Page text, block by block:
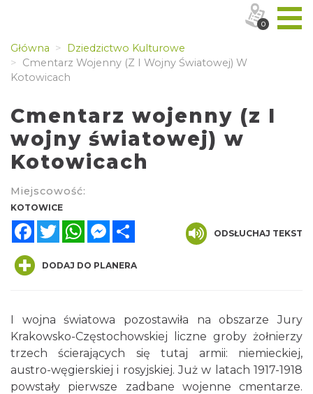
Główna
Dziedzictwo Kulturowe
Cmentarz Wojenny (z I Wojny Światowej) W
Kotowicach
Cmentarz wojenny (z I
wojny światowej) w
Kotowicach
Miejscowość:
KOTOWICE
FacebookTwitterWhatsAppMessenger
ODSŁUCHAJ TEKST
DODAJ DO PLANERA
I wojna światowa pozostawiła na obszarze Jury
Krakowsko-Częstochowskiej liczne groby żołnierzy
trzech ścierających się tutaj armii: niemieckiej,
austro-węgierskiej i rosyjskiej. Już w latach 1917-1918
powstały pierwsze zadbane wojenne cmentarze.
0